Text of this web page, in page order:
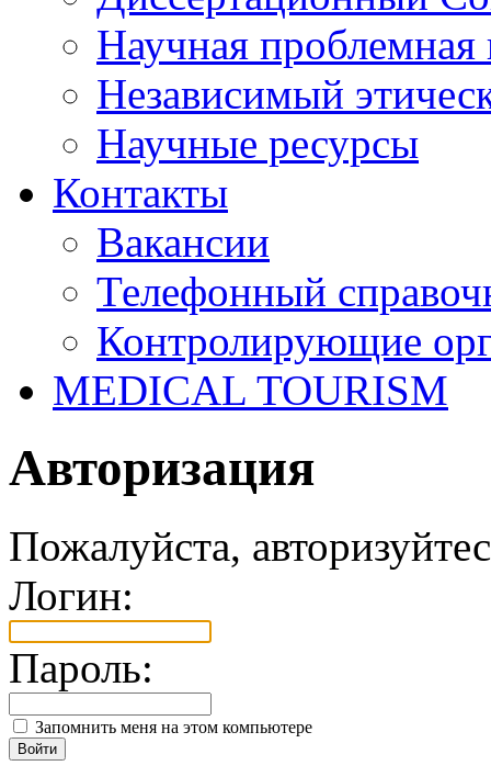
Научная проблемная
Независимый
Научные ресурсы
Контакты
Вакансии
Телефонный
Контролирующие
MEDICAL TOURISM
Авторизация
Пожалуйста,
Логин:
Пароль:
Запомнить меня на этом компьютере